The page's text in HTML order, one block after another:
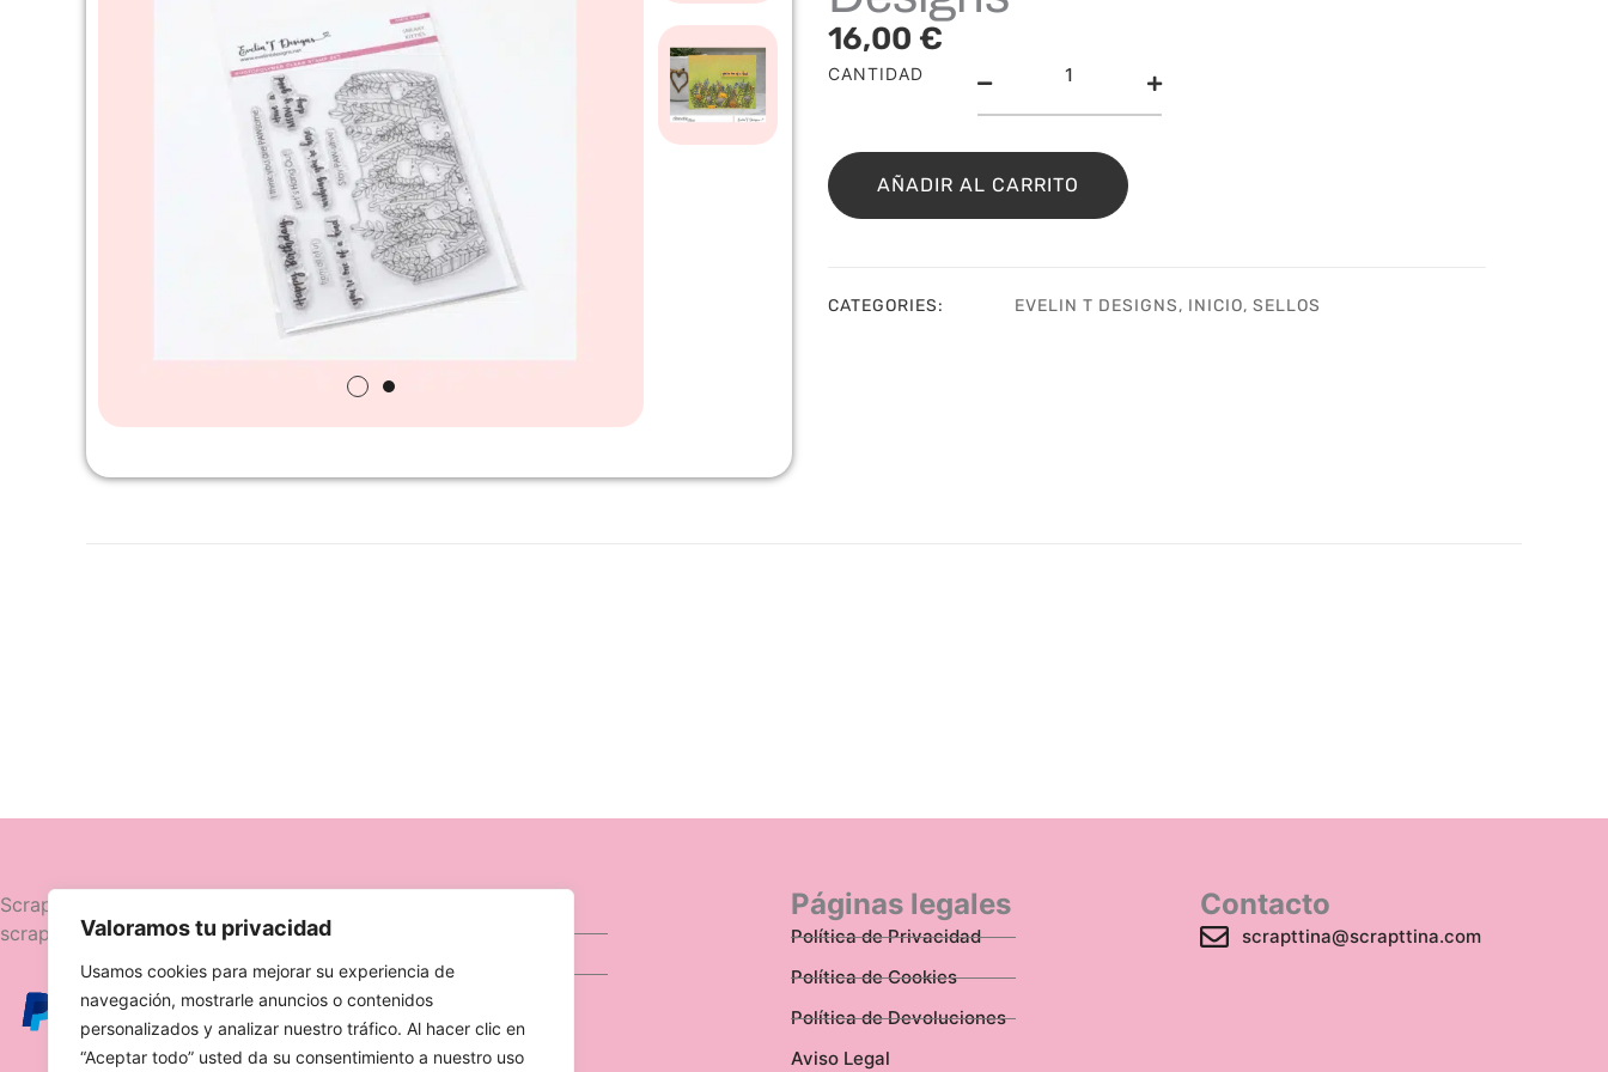
Valoramos tu privacidad
Usamos cookies para mejorar su experiencia de
navegación, mostrarle anuncios o contenidos
personalizados y analizar nuestro tráfico. Al hacer clic en
“Aceptar todo” usted da su consentimiento a nuestro uso
16,00 €
CANTIDAD
Sello
Kitties
Evelin
T
AÑADIR AL CARRITO
CATEGORIES: EVELIN T DESIGNS, INICIO, SELLOS
Scrapttina, tienda especializada en
scrapbooking.
Ofertas
Caja Viajera
Páginas legales
Política de Privacidad
Política de Cookies
Política de Devoluciones
Aviso Legal
Contacto
scrapttina@scrapttina.com